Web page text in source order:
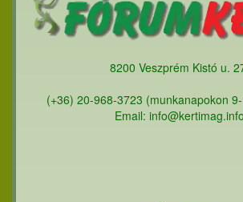
8200 Veszprém Kistó u.
(+36) 20-968-3723 (munkanapokon
Email: info@kertimag.info